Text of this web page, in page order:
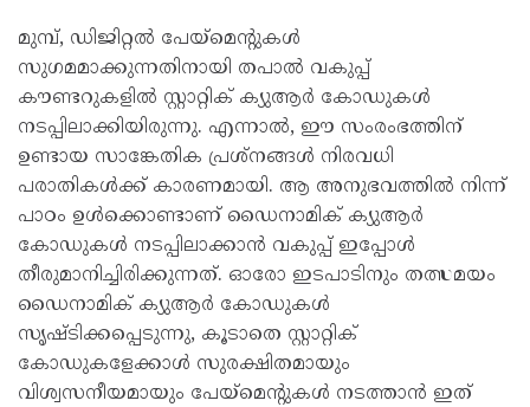
മുമ്പ്, ഡിജിറ്റൽ പേയ്‌മെന്റുകൾ
സുഗമമാക്കുന്നതിനായി തപാൽ വകുപ്പ്
കൗണ്ടറുകളിൽ സ്റ്റാറ്റിക് ക്യുആർ കോഡുകൾ
നടപ്പിലാക്കിയിരുന്നു. എന്നാൽ, ഈ സംരംഭത്തിന്
ഉണ്ടായ സാങ്കേതിക പ്രശ്‌നങ്ങൾ നിരവധി
പരാതികൾക്ക് കാരണമായി. ആ അനുഭവത്തിൽ നിന്ന്
പാഠം ഉൾക്കൊണ്ടാണ് ഡൈനാമിക് ക്യുആർ
കോഡുകൾ നടപ്പിലാക്കാൻ വകുപ്പ് ഇപ്പോൾ
തീരുമാനിച്ചിരിക്കുന്നത്. ഓരോ ഇടപാടിനും തത്സമയം
ഡൈനാമിക് ക്യുആർ കോഡുകൾ
സൃഷ്ടിക്കപ്പെടുന്നു, കൂടാതെ സ്റ്റാറ്റിക്
കോഡുകളേക്കാൾ സുരക്ഷിതമായും
വിശ്വസനീയമായും പേയ്‌മെന്റുകൾ നടത്താൻ ഇത്